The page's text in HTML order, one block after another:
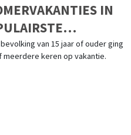
IN
van 15 jaar of ouder ging
meerdere keren op vakantie.